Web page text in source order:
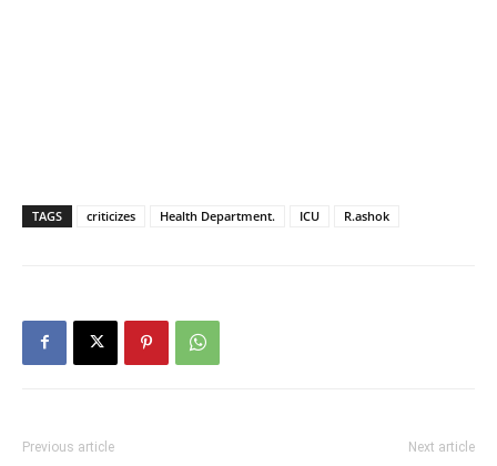
TAGS criticizes Health Department. ICU R.ashok
Previous article Next article